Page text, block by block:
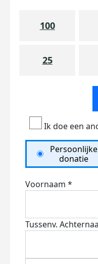
100
25
Ik doe een
Persoonlijke
donatie
Voornaam *
Tussenv.